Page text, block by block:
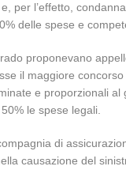
per l’effetto,
delle spese e
proponevano
il maggiore
e proporzionali
le spese legali.
di
causazione del